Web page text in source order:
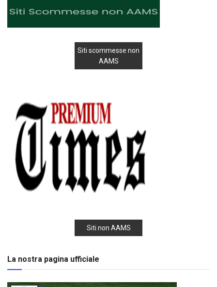
Siti scommesse non
AAMS
Siti non AAMS
La nostra pagina ufficiale